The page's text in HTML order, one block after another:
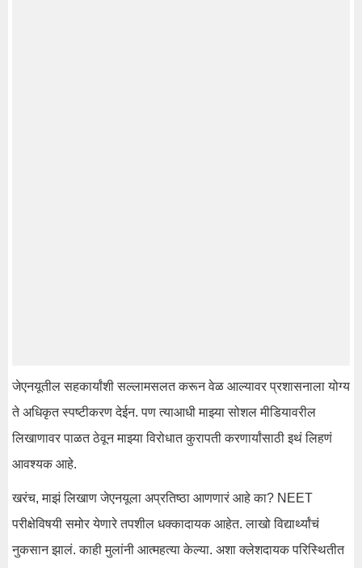
जेएनयूतील सहकार्यांशी सल्लामसलत करून वेळ आल्यावर प्रशासनाला योग्य
ते अधिकृत स्पष्टीकरण देईन. पण त्याआधी माझ्या सोशल मीडियावरील
लिखाणावर पाळत ठेवून माझ्या विरोधात कुरापती करणार्यांसाठी इथं लिहणं
आवश्यक आहे.
खरंच, माझं लिखाण जेएनयूला अप्रतिष्ठा आणणारं आहे का? NEET
परीक्षेविषयी समोर येणारे तपशील धक्कादायक आहेत. लाखो विद्यार्थ्यांचं
नुकसान झालं. काही मुलांनी आत्महत्या केल्या. अशा क्लेशदायक परिस्थितीत